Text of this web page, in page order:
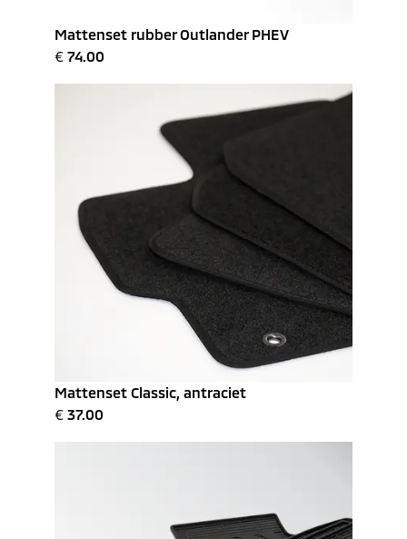
Mattenset rubber Outlander PHEV
€ 74.00
Mattenset Classic, antraciet
€ 37.00